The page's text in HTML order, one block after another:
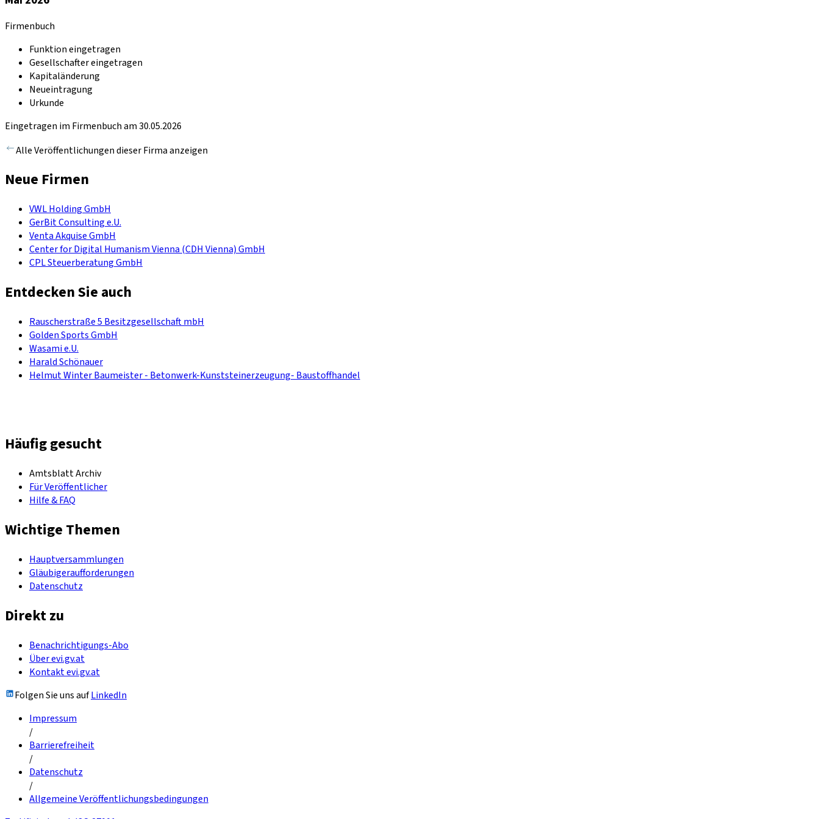
Firmenbuch
Funktion eingetragen
Gesellschafter eingetragen
Kapitaländerung
Neueintragung
Urkunde
Eingetragen im Firmenbuch am 30.05.2026
Alle Veröffentlichungen dieser Firma anzeigen
Neue Firmen
VWL Holding GmbH
GerBit Consulting e.U.
Venta Akquise GmbH
Center for Digital Humanism Vienna (CDH Vienna) GmbH
CPL Steuerberatung GmbH
Entdecken Sie auch
Rauscherstraße 5 Besitzgesellschaft mbH
Golden Sports GmbH
Wasami e.U.
Harald Schönauer
Helmut Winter Baumeister - Betonwerk-Kunststeinerzeugung- Baustoffhandel
Häufig gesucht
Amtsblatt Archiv
Für Veröffentlicher
Hilfe & FAQ
Wichtige Themen
Hauptversammlungen
Gläubigeraufforderungen
Datenschutz
Direkt zu
Benachrichtigungs-Abo
Über evi.gv.at
Kontakt evi.gv.at
Folgen Sie uns aufLinkedIn
Impressum
/
Barrierefreiheit
/
Datenschutz
/
Allgemeine Veröffentlichungsbedingungen